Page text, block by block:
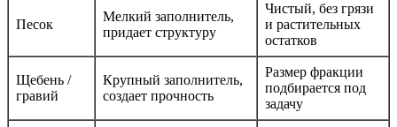
Песок
Мелкий заполнитель,
придает структуру
Чистый, без грязи
и растительных
остатков
Щебень /
гравий
Крупный заполнитель,
создает прочность
Размер фракции
подбирается под
задачу